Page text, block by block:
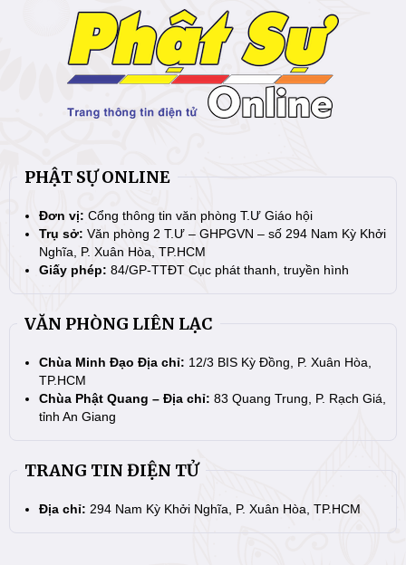
PHẬT SỰ ONLINE
Đơn vị: Cổng thông tin văn phòng T.Ư Giáo hội
Trụ sở: Văn phòng 2 T.Ư – GHPGVN – số 294 Nam Kỳ Khởi
Nghĩa, P. Xuân Hòa, TP.HCM
Giấy phép: 84/GP-TTĐT Cục phát thanh, truyền hình
VĂN PHÒNG LIÊN LẠC
Chùa Minh Đạo Địa chỉ: 12/3 BIS Kỳ Đồng, P. Xuân Hòa,
TP.HCM
Chùa Phật Quang – Địa chỉ: 83 Quang Trung, P. Rạch Giá,
tỉnh An Giang
TRANG TIN ĐIỆN TỬ
Địa chỉ: 294 Nam Kỳ Khởi Nghĩa, P. Xuân Hòa, TP.HCM